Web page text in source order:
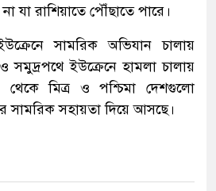
যা রাশিয়াতে পৌঁছাতে পারে।
সামরিক অভিযান চালায়
সমুদ্রপথে ইউক্রেনে হামলা চালায়
মিত্র ও পশ্চিমা দেশগুলো
সামরিক সহায়তা দিয়ে আসছে।